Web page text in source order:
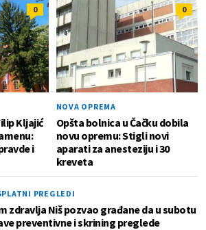
0
Kljajić
i
0
NOVA OPREMA
Opšta bolnica u Čačku dobila
novu opremu: Stigli novi
aparati za anesteziju i 30
kreveta
PREGLEDI
zdravlja Niš pozvao građane da u subotu
preventivne i skrining preglede